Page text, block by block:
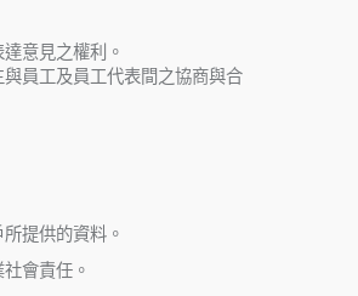
意見之權利。
員工及員工代表間之協商與合
提供的資料。
會責任。